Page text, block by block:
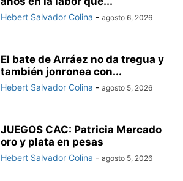
Hebert Salvador Colina - agosto 6, 2026
El bate de Arráez no da tregua y
también jonronea con...
Hebert Salvador Colina - agosto 5, 2026
JUEGOS CAC: Patricia Mercado
oro y plata en pesas
Hebert Salvador Colina - agosto 5, 2026